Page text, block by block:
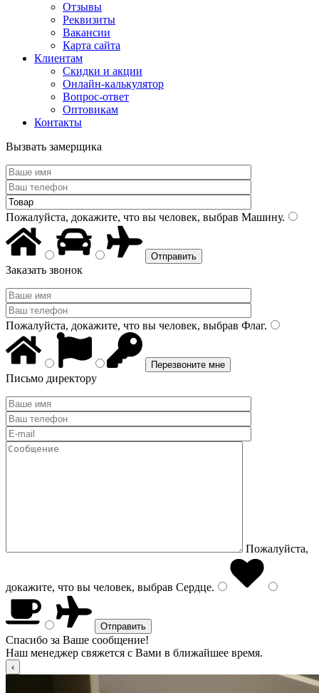
Отзывы
Реквизиты
Вакансии
Карта сайта
Клиентам
Скидки и акции
Онлайн-калькулятор
Вопрос-ответ
Оптовикам
Контакты
Вызвать замерщика
Пожалуйста, докажите, что вы человек, выбрав Машину.
Заказать звонок
Пожалуйста, докажите, что вы человек, выбрав Флаг.
Письмо директору
Пожалуйста,
докажите, что вы человек, выбрав Сердце.
Спасибо за Ваше сообщение!
Наш менеджер свяжется с Вами в ближайшее время.